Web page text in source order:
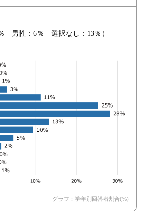
：81％ 男性：6％ 選択なし：13％）
グラフ：学年別回答者割合(%)